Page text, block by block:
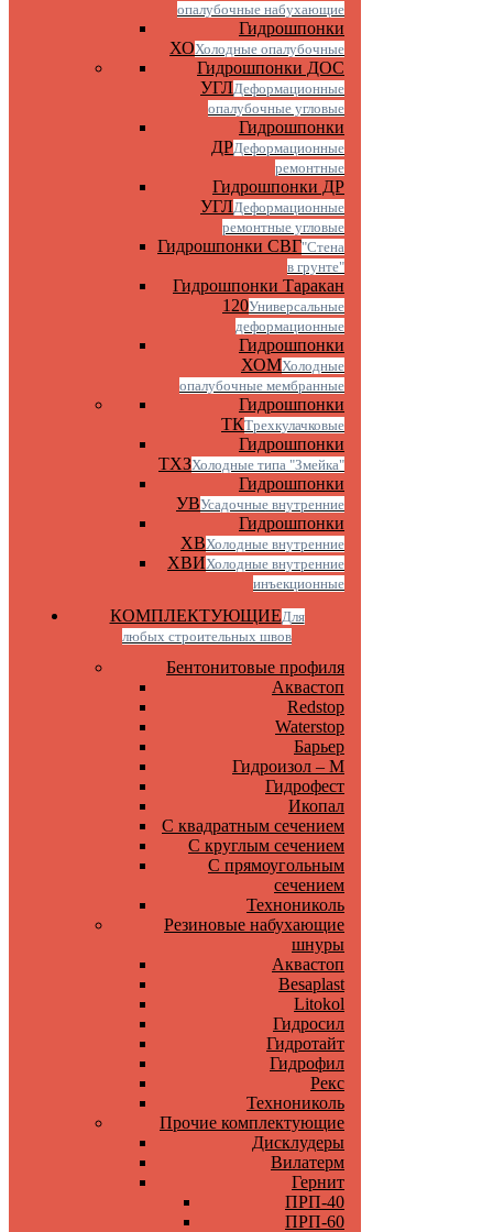
опалубочные набухающие
Гидрошпонки
ХОХолодные опалубочные
Гидрошпонки ДОС
УГЛДеформационные
опалубочные угловые
Гидрошпонки
ДРДеформационные
ремонтные
Гидрошпонки ДР
УГЛДеформационные
ремонтные угловые
Гидрошпонки СВГ"Стена
в грунте"
Гидрошпонки Таракан
120Универсальные
деформационные
Гидрошпонки
ХОМХолодные
опалубочные мембранные
Гидрошпонки
ТКТрехкулачковые
Гидрошпонки
ТХЗХолодные типа "Змейка"
Гидрошпонки
УВУсадочные внутренние
Гидрошпонки
ХВХолодные внутренние
ХВИХолодные внутренние
инъекционные
КОМПЛЕКТУЮЩИЕДля
любых строительных швов
Бентонитовые профиля
Аквастоп
Redstop
Waterstop
Барьер
Гидроизол – М
Гидрофест
Икопал
С квадратным сечением
С круглым сечением
С прямоугольным
сечением
Технониколь
Резиновые набухающие
шнуры
Аквастоп
Besaplast
Litokol
Гидросил
Гидротайт
Гидрофил
Рекс
Технониколь
Прочие комплектующие
Дисклудеры
Вилатерм
Гернит
ПРП-40
ПРП-60